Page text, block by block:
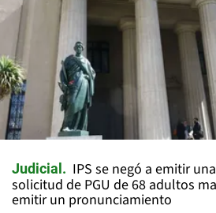
Judicial
IPS se negó a emitir
solicitud de PGU de 68 adultos
emitir un pronunciamiento